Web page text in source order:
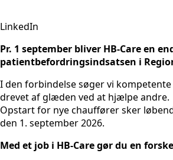
LinkedIn
Pr. 1 september bliver HB-Care en
patientbefordringsindsatsen i
I den forbindelse søger vi
drevet af glæden ved at hjælpe andre.
Opstart for nye chauffører sker
den 1. september 2026.
Med et job i HB-Care gør du en